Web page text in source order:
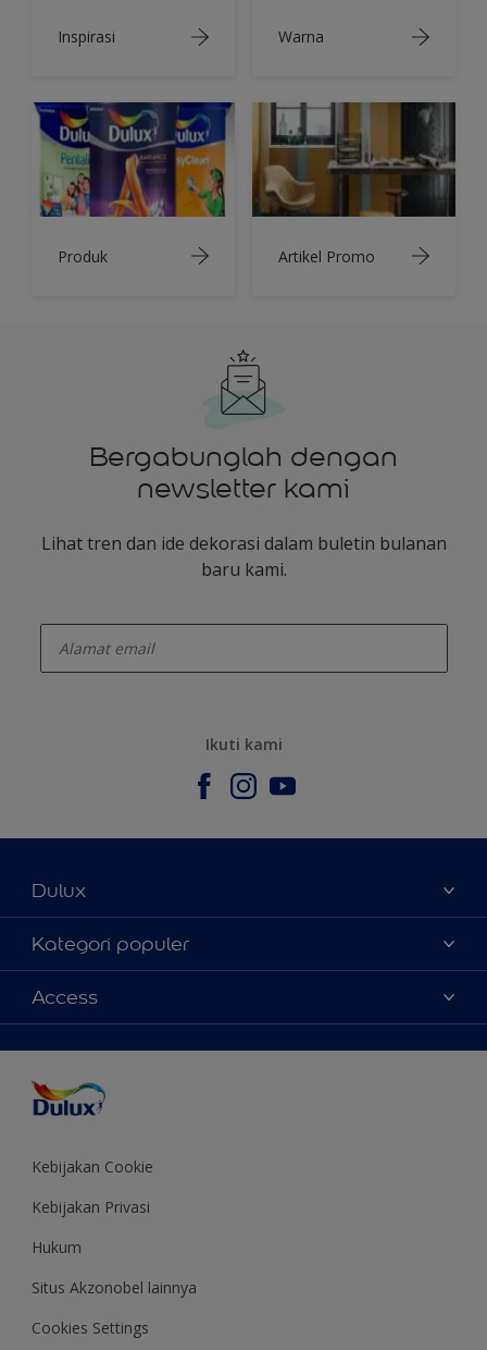
Inspirasi Warna
Produk Artikel Promo
Bergabunglah dengan
newsletter kami
Lihat tren dan ide dekorasi dalam buletin bulanan
baru kami.
Ikuti kami
Dulux
Tentang Kami
Contact us
Temukan toko
Kategori populer
Warna
Produk
Inspirasi
Saran Mendekorasi
Colour of the Year
Access
Kebijakan Cookie
Kebijakan Privasi
Hukum
Situs Akzonobel lainnya
Cookies Settings